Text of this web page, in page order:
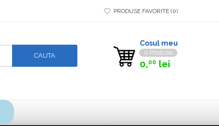
PRODUSE FAVORITE 0
Cosul meu
0 Produse
0,00 lei